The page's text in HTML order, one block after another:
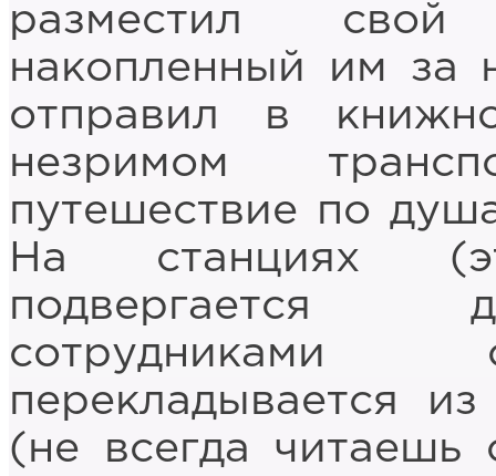
разместил свой
накопленный им за
отправил в
незримом
путешествие по
На станциях
подвергается
сотрудниками
перекладывается
(не всегда читаешь